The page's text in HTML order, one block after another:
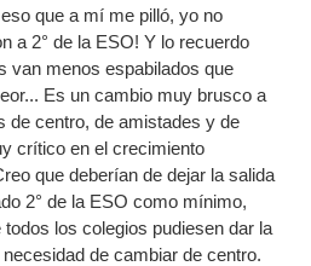
que a mí me pilló, yo no
a 2° de la ESO! Y lo recuerdo
van menos espabilados que
Es un cambio muy brusco a
de centro, de amistades y de
crítico en el crecimiento
que deberían de dejar la salida
2° de la ESO como mínimo,
los colegios pudiesen dar la
de cambiar de centro.